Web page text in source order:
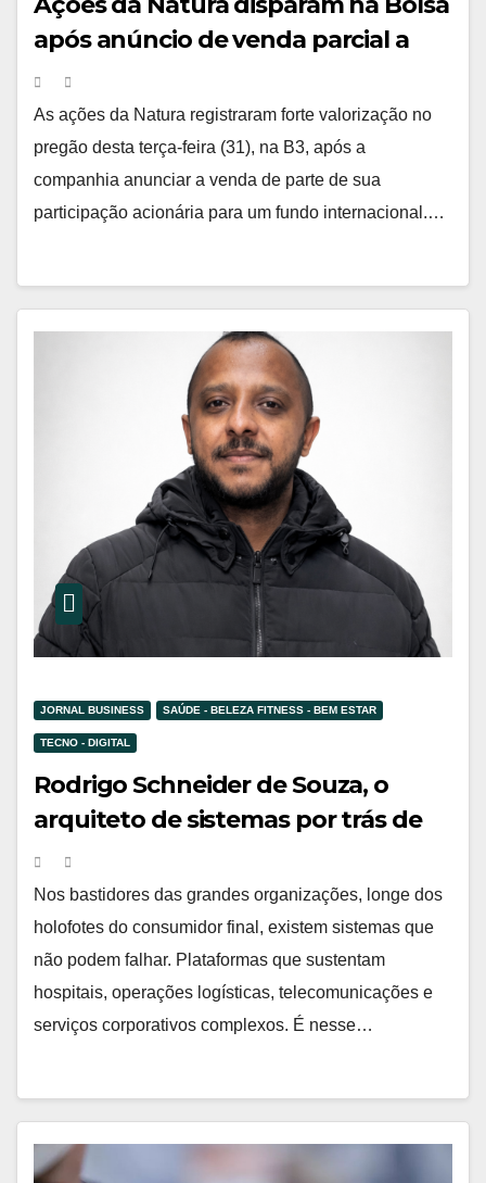
após anúncio de venda parcial a
fundo internacional
As ações da Natura registraram forte valorização no
pregão desta terça-feira (31), na B3, após a
companhia anunciar a venda de parte de sua
participação acionária para um fundo internacional.…
JORNAL BUSINESS SAÚDE - BELEZA FITNESS - BEM ESTAR
TECNO - DIGITAL
Rodrigo Schneider de Souza, o
arquiteto de sistemas por trás de
plataformas críticas no Brasil
Nos bastidores das grandes organizações, longe dos
holofotes do consumidor final, existem sistemas que
não podem falhar. Plataformas que sustentam
hospitais, operações logísticas, telecomunicações e
serviços corporativos complexos. É nesse…